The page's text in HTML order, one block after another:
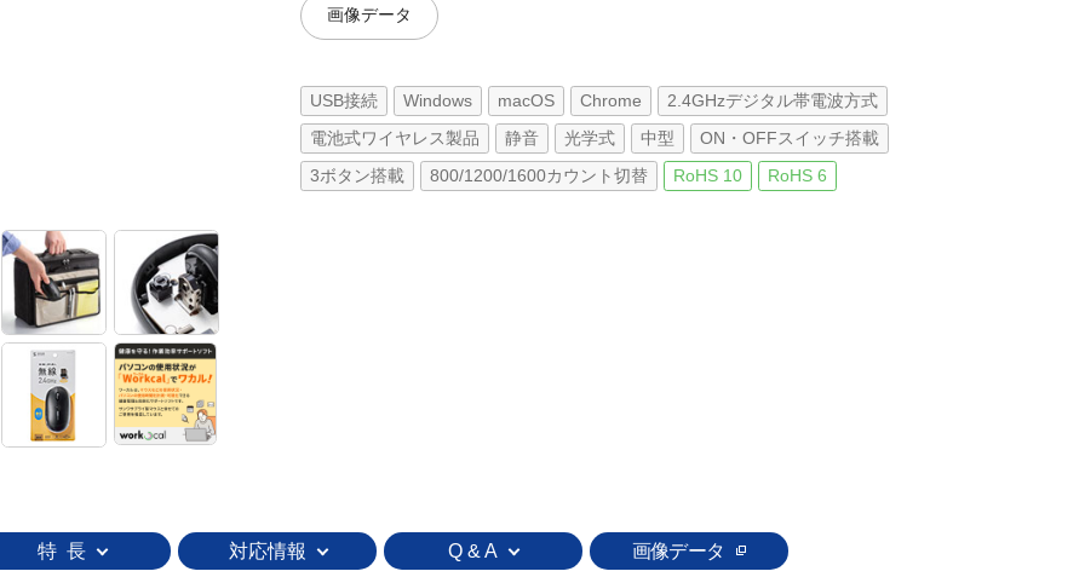
画像データ
USB接続 Windows macOS Chrome 2.4GHzデジタル帯電波方式
電池式ワイヤレス製品 静音 光学式 中型 ON・OFFスイッチ搭載
3ボタン搭載 800/1200/1600カウント切替 RoHS 10 RoHS 6
特 長 対応情報 Q & A 画像データ